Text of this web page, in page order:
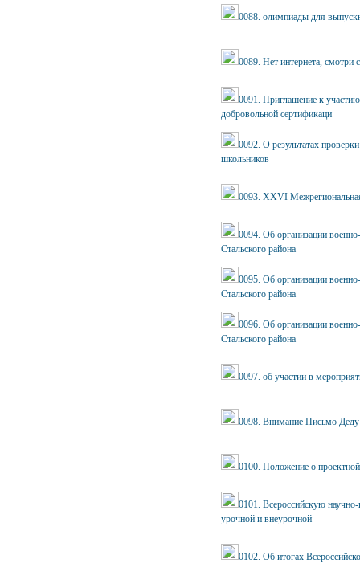
0088. олимпиады для
0089. Нет интернета, смотри
0091. Приглашение к
добровольной сертификаци
0092. О результатах
школьников
0093. XXVI
0094. Об организации
Стальского района
0095. Об организации
Стальского района
0096. Об организации
Стальского района
0097. об участии в
0098. Внимание Письмо
0100. Положение о
0101. Всероссийскую
урочной и внеурочной
0102. Об итогах